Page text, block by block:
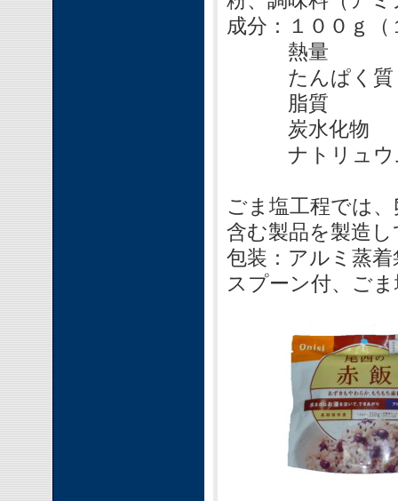
成分：１００ｇ（
熱量 ３
たんぱく
脂質
炭水化物
ナトリュウ
ごま塩工程では
含む製品を製造
包装：アルミ蒸着
スプーン付、ご